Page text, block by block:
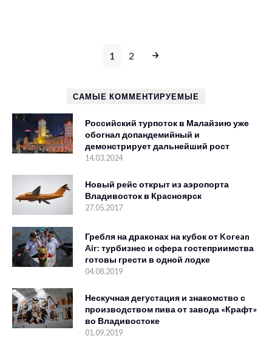
1 2
САМЫЕ КОММЕНТИРУЕМЫЕ
Российский турпоток в Малайзию уже
обогнал допандемийный и
демонстрирует дальнейший рост
14.03.2024
Новый рейс открыт из аэропорта
Владивосток в Красноярск
27.05.2017
Гребля на драконах на кубок от Korean
Air: турбизнес и сфера гостеприимства
готовы грести в одной лодке
04.08.2019
Нескучная дегустация и знакомство с
производством пива от завода «Крафт»
во Владивостоке
01.09.2019